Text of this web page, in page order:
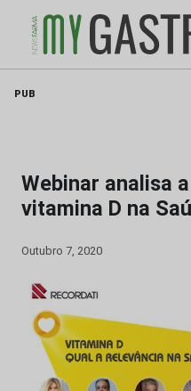
PUB
Webinar analisa
vitamina D na
Outubro 7, 2020